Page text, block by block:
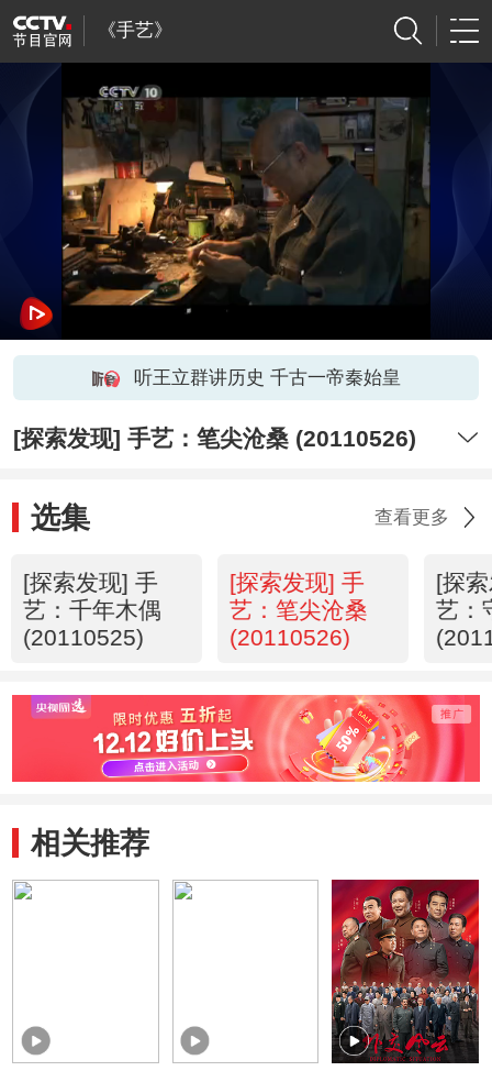
《手艺》
听王立群讲历史 千古一帝秦始皇
[探索发现] 手艺：笔尖沧桑 (20110526)
选集 查看更多
[探索发现] 手
艺：千年木偶
(20110525)
[探索发现] 手
艺：笔尖沧桑
(20110526)
[探
艺：
相关推荐